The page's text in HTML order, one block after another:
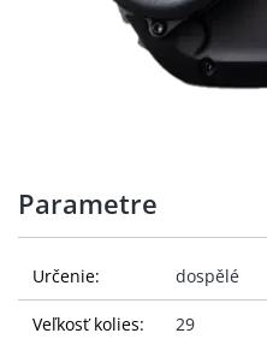
Parametre
Určenie: dospělé
Veľkosť kolies: 29